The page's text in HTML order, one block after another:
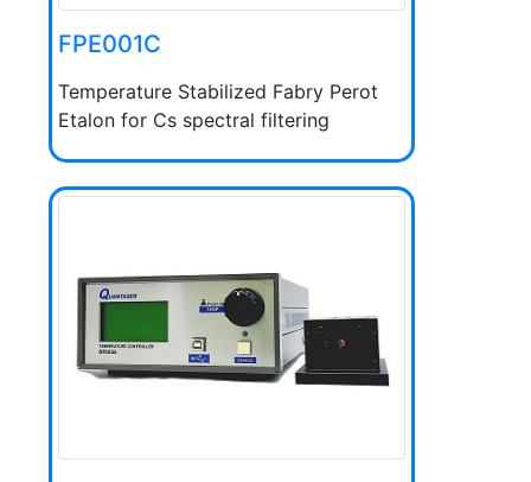
FPE001C
Temperature Stabilized Fabry Perot
Etalon for Cs spectral filtering